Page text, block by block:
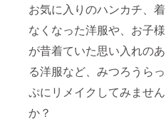
お気に入りのハンカチ、着
なくなった洋服や、お子様
が昔着ていた思い入れのあ
る洋服など、みつろうらっ
ぷにリメイクしてみません
か？